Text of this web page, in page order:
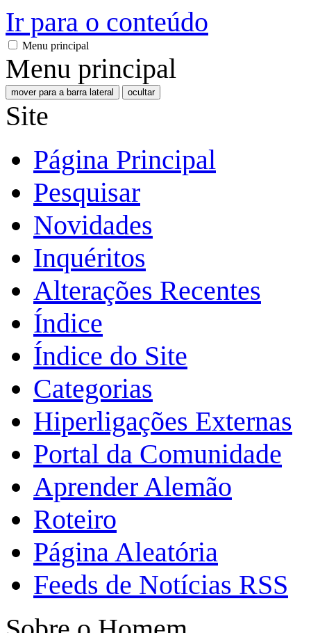
Ir para o conteúdo
Menu principal
Menu principal
mover para a barra lateral ocultar
Site
Página Principal
Pesquisar
Novidades
Inquéritos
Alterações Recentes
Índice
Índice do Site
Categorias
Hiperligações Externas
Portal da Comunidade
Aprender Alemão
Roteiro
Página Aleatória
Feeds de Notícias RSS